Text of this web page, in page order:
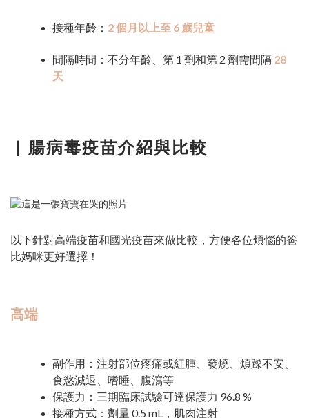
接種年齡： 2 個月以上至 6 歲兒童
間隔時間：不分年齡、第 1 劑和第 2 劑需間隔 28
天
▏ 腸病毒疫苗介紹與比較
以下針對高端疫苗和國光疫苗來做比較，方便各位煩惱的爸
比媽咪更好選擇！
高端
副作用：注射部位疼痛或紅腫、發燒、煩躁不安、
食慾減退、嗜睡、腹瀉等
保護力：三期臨床試驗可達保護力 96.8 %
接種方式：劑量 0.5 mL，肌肉注射